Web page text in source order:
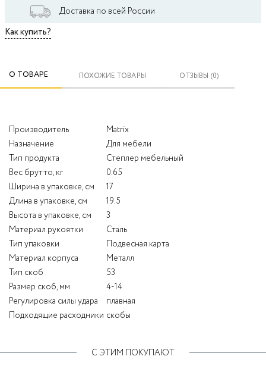
Доставка по всей России
Как купить?
О ТОВАРЕ ПОХОЖИЕ ТОВАРЫ ОТЗЫВЫ (0)
Производитель
Matrix
Назначение
Для мебели
Тип продукта
Степлер мебельный
Вес брутто, кг
0.65
Ширина в упаковке, см
17
Длина в упаковке, см
19.5
Высота в упаковке, см
3
Материал рукоятки
Сталь
Тип упаковки
Подвесная карта
Материал корпуса
Металл
Тип скоб
53
Размер скоб, мм
4-14
Регулировка силы удара
плавная
Подходящие расходники скобы
С ЭТИМ ПОКУПАЮТ